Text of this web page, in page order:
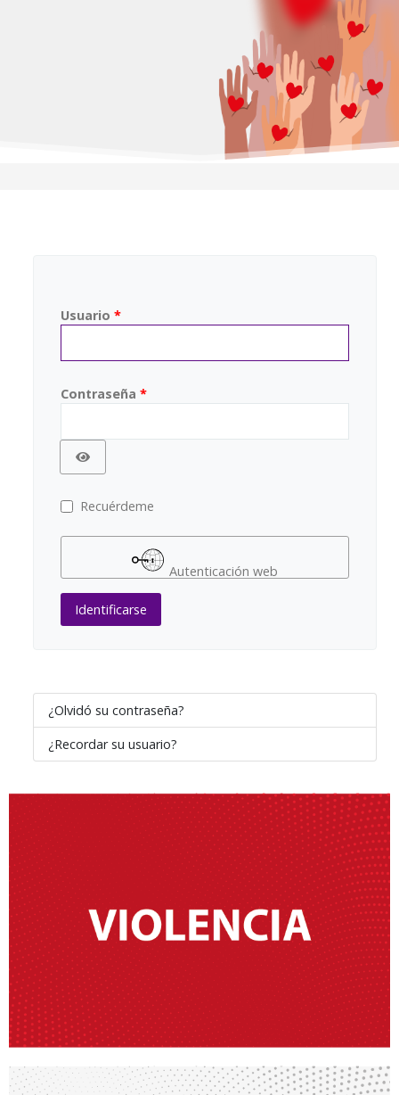
Usuario *
Contraseña *
Recuérdeme
Autenticación web
Identificarse
¿Olvidó su contraseña?
¿Recordar su usuario?